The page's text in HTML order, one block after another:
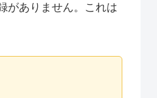
がありません。これは